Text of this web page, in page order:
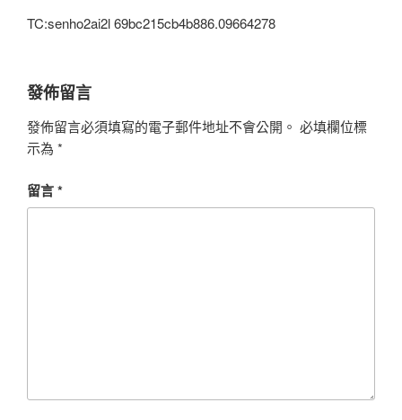
TC:senho2ai2l 69bc215cb4b886.09664278
發佈留言
發佈留言必須填寫的電子郵件地址不會公開。 必填欄位標
示為 *
留言*